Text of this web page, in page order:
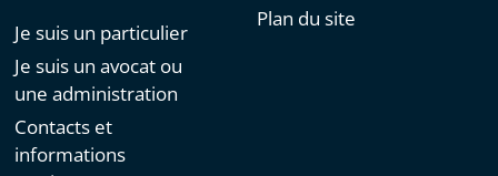
Je suis un particulier
Je suis un avocat ou
une administration
Contacts et
informations
Plan du site